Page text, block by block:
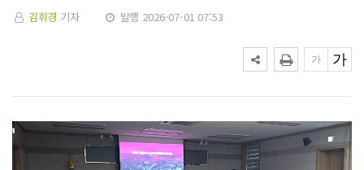
김휘경 기자 발행 2026-07-01 07:53